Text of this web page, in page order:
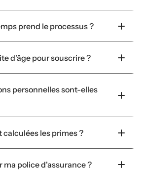
prend le processus ?
d'âge pour souscrire ?
personnelles sont-elles
les primes ?
ma police d'assurance ?